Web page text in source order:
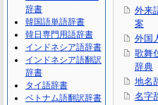
外来
案
外国
歌舞
辞典
地名
名字
辞書
韓国語単語辞書
韓日専門用語辞書
インドネシア語辞書
インドネシア語翻訳
辞書
タイ語辞書
ベトナム語翻訳辞書